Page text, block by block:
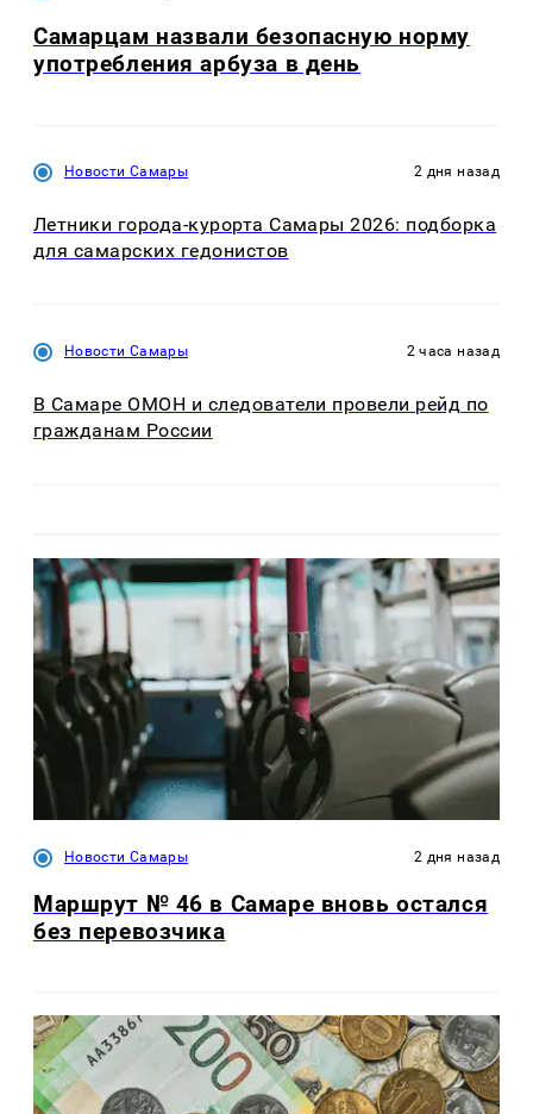
Самарцам назвали безопасную норму
употребления арбуза в день
Новости Самары 2 дня назад
Летники города-курорта Самары 2026: подборка
для самарских гедонистов
Новости Самары 2 часа назад
В Самаре ОМОН и следователи провели рейд по
гражданам России
Новости Самары 2 дня назад
Маршрут № 46 в Самаре вновь остался
без перевозчика